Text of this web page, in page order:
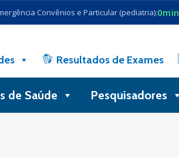
Convênios e Particular (pediatria):0min
Resultados de Exames
Busca
de Saúde Pesquisadores